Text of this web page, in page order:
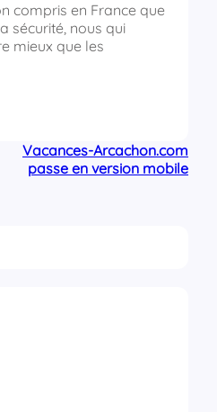
compris en France que
sécurité, nous qui
mieux que les
Vacances-Arcachon.com
passe en version mobile